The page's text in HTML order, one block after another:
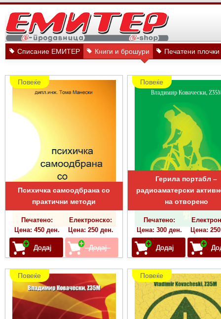
Списание ЕМИТЕР Книги и брошури Печатени
Повеќе
Психичка самоодбрана со
практични методи
Печатено:
Цена: 450 ден.
Електронско:
Цена: 250 ден.
Повеќе
Герила портабл –
радиоаматерски
на отворено
Печатено:
Цена: 300 ден.
Цена:
Повеќе Повеќе